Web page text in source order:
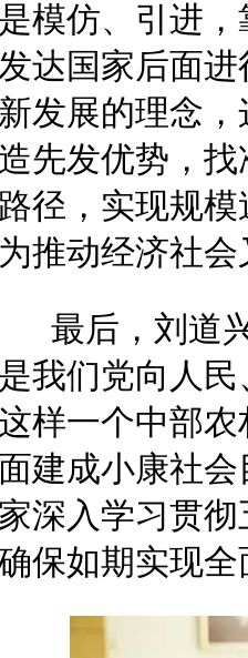
是模仿、引进
达国家后面
新发展的理念
造先发优势，
路径，实现规
为推动经济社
最后，刘道兴
是我们党向人
样一个中部
面建成小康社
家深入学习贯
保如期实现